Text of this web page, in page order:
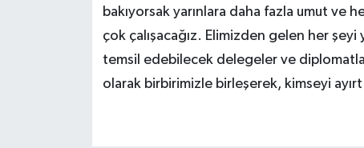
bakıyorsak yarınlara daha fazla umut ve
çok çalışacağız. Elimizden gelen her
temsil edebilecek delegeler ve
olarak birbirimizle birleşerek, kimseyi